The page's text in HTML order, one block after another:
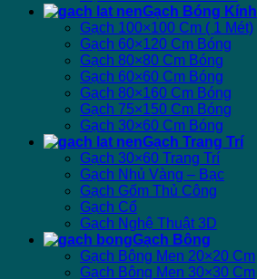
Gạch Bóng Kính
Gạch 100×100 Cm ( 1 Mét)
Gạch 60×120 Cm Bóng
Gạch 80×80 Cm Bóng
Gạch 60×60 Cm Bóng
Gạch 80×160 Cm Bóng
Gạch 75×150 Cm Bóng
Gạch 30×60 Cm Bóng
Gạch Trang Trí
Gạch 30×60 Trang Trí
Gạch Nhủ Vàng – Bạc
Gạch Gốm Thủ Công
Gạch Cổ
Gạch Nghệ Thuật 3D
Gạch Bông
Gạch Bông Men 20×20 Cm
Gạch Bông Men 30×30 Cm